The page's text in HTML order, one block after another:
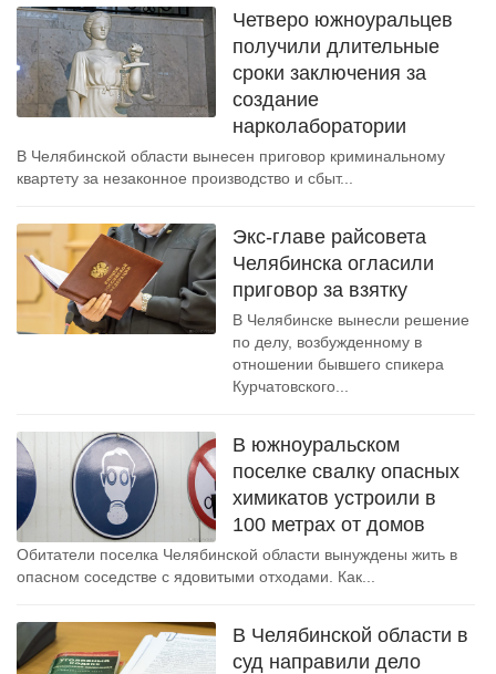
Четверо южноуральцев
получили длительные
сроки заключения за
создание
нарколаборатории
В Челябинской области вынесен приговор криминальному
квартету за незаконное производство и сбыт...
Экс-главе райсовета
Челябинска огласили
приговор за взятку
В Челябинске вынесли решение
по делу, возбужденному в
отношении бывшего спикера
Курчатовского...
В южноуральском
поселке свалку опасных
химикатов устроили в
100 метрах от домов
Обитатели поселка Челябинской области вынуждены жить в
опасном соседстве с ядовитыми отходами. Как...
В Челябинской области в
суд направили дело